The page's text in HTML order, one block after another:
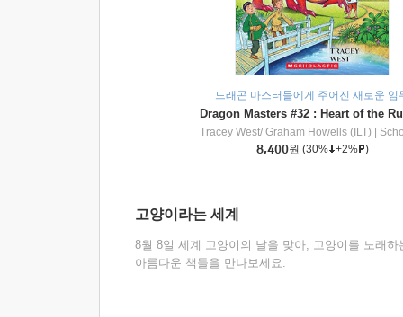
드래곤 마스터들에게 주어진 새로운 임
Tracey West/ Graham Howells (ILT)
8,400원 (30% +2% )
고양이라는 세계
8월 8일 세계 고양이의 날을 맞아, 고양이를 노래하
아름다운 책들을 만나보세요.